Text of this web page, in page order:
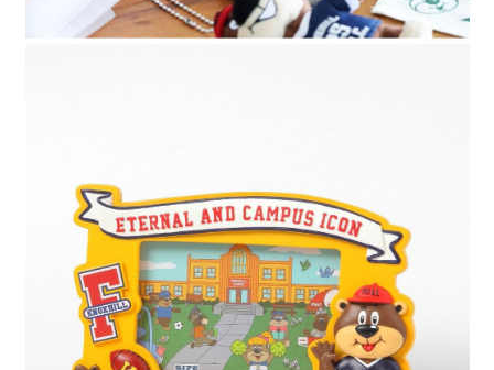
時審查核予不同之上限額度；若仍有額度不足之情形，本公司將視審查結果
請求用戶進行身份認證。
５．嚴禁一人註冊多個帳號或使用他人資訊註冊。若發現惡意使用之情形，